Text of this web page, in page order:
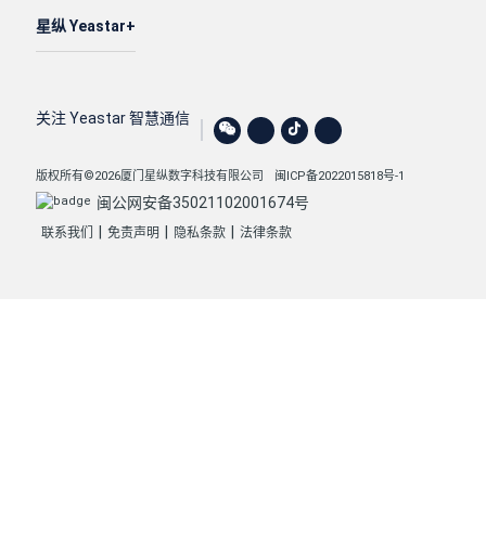
星纵 Yeastar
关注 Yeastar 智慧通信
版权所有©2026厦门星纵数字科技有限公司 闽ICP备2022015818号-1
闽公网安备35021102001674号
联系我们 免责声明 隐私条款 法律条款